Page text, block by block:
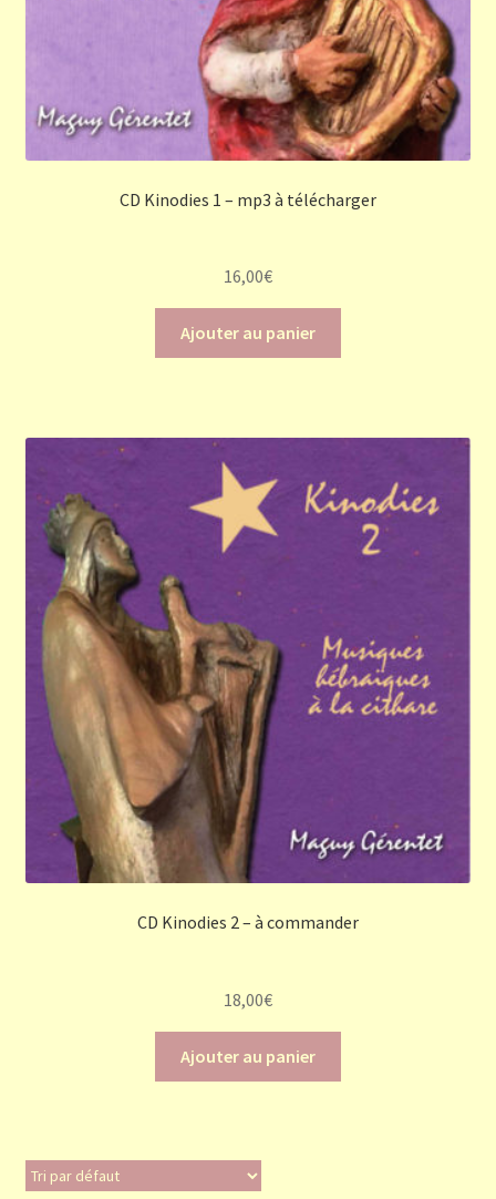
CD Kinodies 1 – mp3 à télécharger
16,00€
Ajouter au panier
CD Kinodies 2 – à commander
18,00€
Ajouter au panier